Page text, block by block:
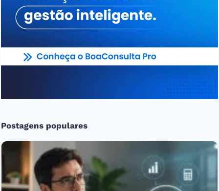
Postagens populares